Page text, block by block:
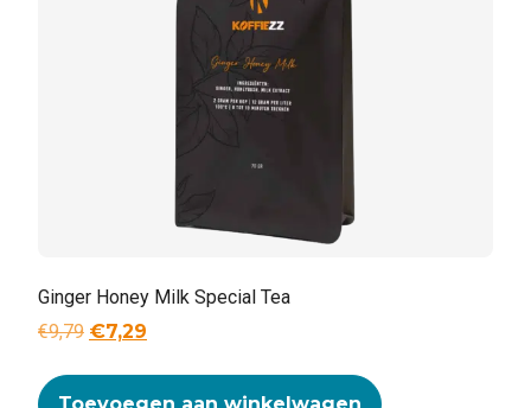
Ginger Honey Milk Special Tea
€9,79 €7,29